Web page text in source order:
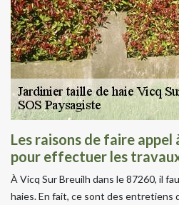
Les raisons de faire appel
pour effectuer les
À Vicq Sur Breuilh dans le 87260, il
haies. En fait, ce sont des entretiens